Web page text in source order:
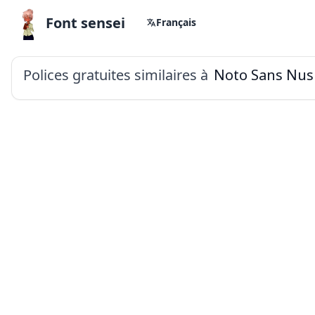
Font sensei Français
Polices gratuites similaires à Noto Sans